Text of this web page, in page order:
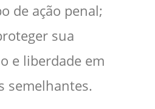
de ação penal;
sua
e liberdade em
semelhantes.